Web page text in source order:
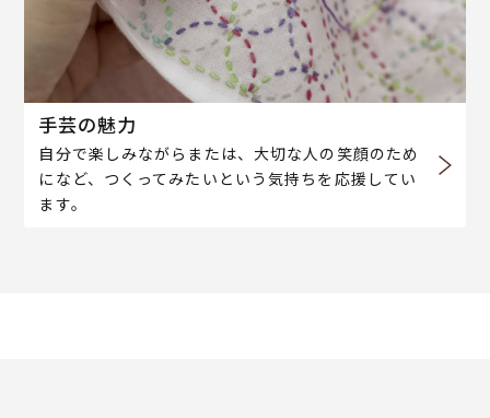
手芸の魅力
自分で楽しみながらまたは、大切な人の笑顔のため
になど、つくってみたいという気持ちを応援してい
ます。